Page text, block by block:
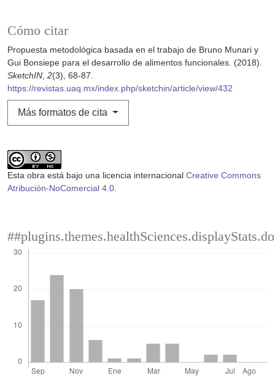
Cómo citar
Propuesta metodológica basada en el trabajo de Bruno Munari y
Gui Bonsiepe para el desarrollo de alimentos funcionales. (2018).
SketchIN, 2(3), 68-87.
https://revistas.uaq.mx/index.php/sketchin/article/view/432
Más formatos de cita
Esta obra está bajo una licencia internacional Creative Commons
Atribución-NoComercial 4.0.